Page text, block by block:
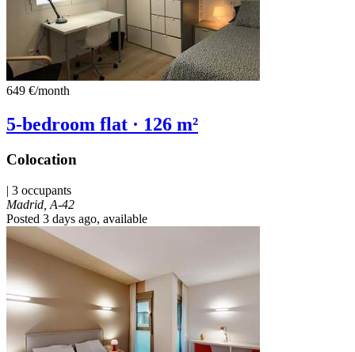
649 €/month
5-bedroom flat · 126 m²
Colocation
| 3 occupants
Madrid, A-42
Posted 3 days ago, available